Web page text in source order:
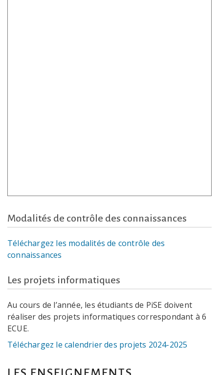
Modalités de contrôle des connaissances
Téléchargez les modalités de contrôle des
connaissances
Les projets informatiques
Au cours de l’année, les étudiants de PiSE doivent
réaliser des projets informatiques correspondant à 6
ECUE.
Téléchargez le calendrier des projets 2024-2025